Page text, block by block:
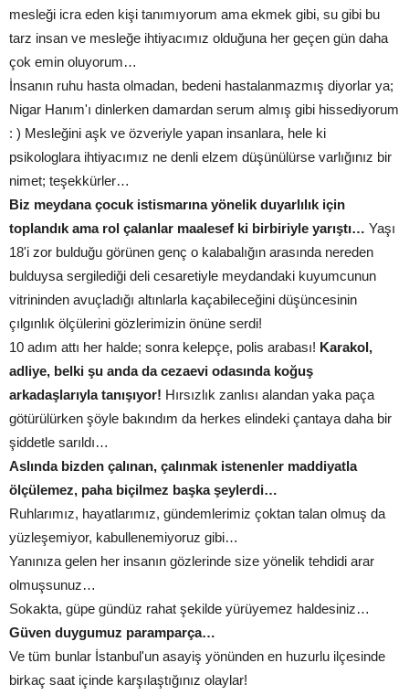
mesleği icra eden kişi tanımıyorum ama ekmek gibi, su gibi bu
tarz insan ve mesleğe ihtiyacımız olduğuna her geçen gün daha
çok emin oluyorum…
İnsanın ruhu hasta olmadan, bedeni hastalanmazmış diyorlar ya;
Nigar Hanım'ı dinlerken damardan serum almış gibi hissediyorum
: ) Mesleğini aşk ve özveriyle yapan insanlara, hele ki
psikologlara ihtiyacımız ne denli elzem düşünülürse varlığınız bir
nimet; teşekkürler…
Biz meydana çocuk istismarına yönelik duyarlılık için
toplandık ama rol çalanlar maalesef ki birbiriyle yarıştı… Yaşı
18'i zor bulduğu görünen genç o kalabalığın arasında nereden
bulduysa sergilediği deli cesaretiyle meydandaki kuyumcunun
vitrininden avuçladığı altınlarla kaçabileceğini düşüncesinin
çılgınlık ölçülerini gözlerimizin önüne serdi!
10 adım attı her halde; sonra kelepçe, polis arabası! Karakol,
adliye, belki şu anda da cezaevi odasında koğuş
arkadaşlarıyla tanışıyor! Hırsızlık zanlısı alandan yaka paça
götürülürken şöyle bakındım da herkes elindeki çantaya daha bir
şiddetle sarıldı…
Aslında bizden çalınan, çalınmak istenenler maddiyatla
ölçülemez, paha biçilmez başka şeylerdi…
Ruhlarımız, hayatlarımız, gündemlerimiz çoktan talan olmuş da
yüzleşemiyor, kabullenemiyoruz gibi…
Yanınıza gelen her insanın gözlerinde size yönelik tehdidi arar
olmuşsunuz…
Sokakta, güpe gündüz rahat şekilde yürüyemez haldesiniz…
Güven duygumuz paramparça…
Ve tüm bunlar İstanbul'un asayiş yönünden en huzurlu ilçesinde
birkaç saat içinde karşılaştığınız olaylar!